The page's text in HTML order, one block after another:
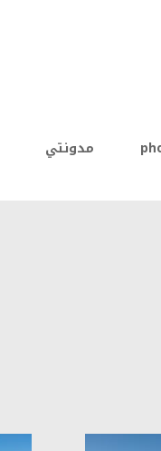
مدونتي